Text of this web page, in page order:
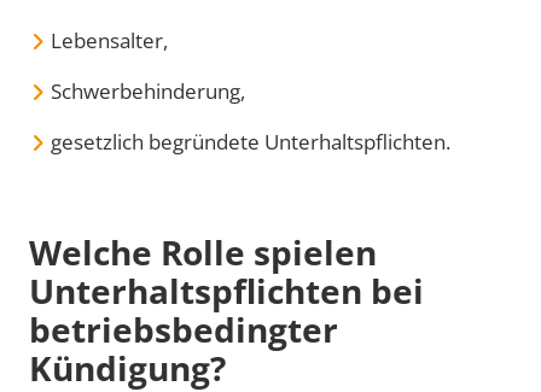
Lebensalter,
Schwerbehinderung,
gesetzlich begründete Unterhaltspflichten.
Welche Rolle spielen
Unterhaltspflichten bei
betriebsbedingter
Kündigung?